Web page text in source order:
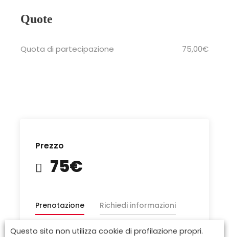
Prezzo
75€
Prenotazione Richiedi informazioni
Quote
Quota di partecipazione 75,00€
Questo sito non utilizza cookie di profilazione propri.